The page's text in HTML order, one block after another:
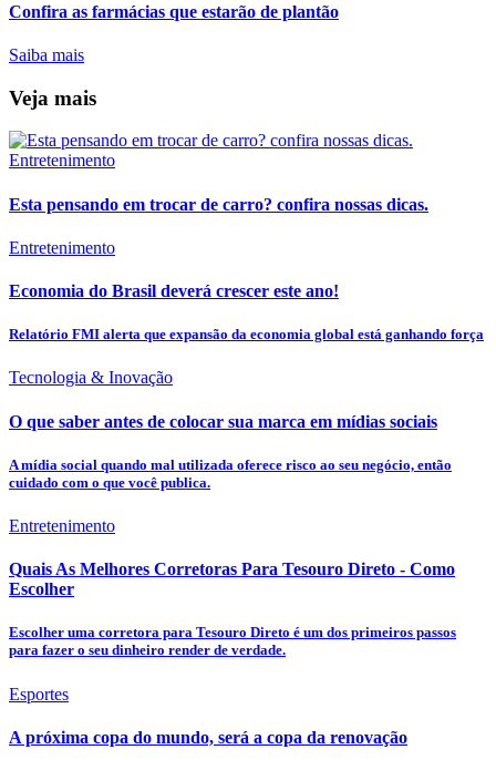
Confira as farmácias que estarão de plantão
Saiba mais
Veja mais
Entretenimento
Esta pensando em trocar de carro? confira nossas dicas.
Entretenimento
Economia do Brasil deverá crescer este ano!
Relatório FMI alerta que expansão da economia global está ganhando força
Tecnologia & Inovação
O que saber antes de colocar sua marca em mídias sociais
A mídia social quando mal utilizada oferece risco ao seu negócio, então
cuidado com o que você publica.
Entretenimento
Quais As Melhores Corretoras Para Tesouro Direto - Como
Escolher
Escolher uma corretora para Tesouro Direto é um dos primeiros passos
para fazer o seu dinheiro render de verdade.
Esportes
A próxima copa do mundo, será a copa da renovação